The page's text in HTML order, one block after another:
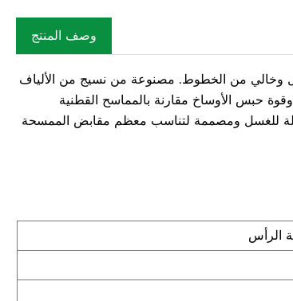
وصف المنتج
وخالي من الخطوط. مصنوعة من نسيج من الألياف
حبس الأوساخ مقارنة بالمماسح القطنية
وقابلة للغسل ومصممة لتناسب معظم مقابض الممسحة
الرأس